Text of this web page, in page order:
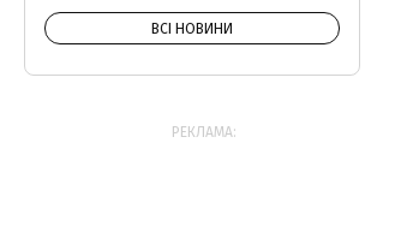
ВСІ НОВИНИ
РЕКЛАМА: